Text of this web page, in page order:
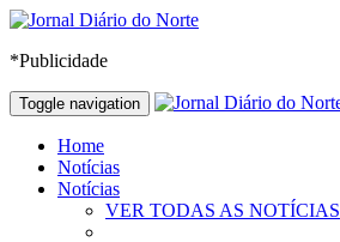
*Publicidade
Toggle navigation
Home
Notícias
Notícias
VER TODAS AS NOTÍCIAS